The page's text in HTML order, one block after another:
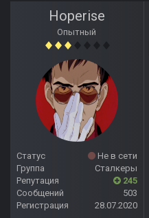
Hoperise
Опытный
Статус
Не в сети
Группа
Сталкеры
Репутация
245
Сообщений
503
Регистрация
28.07.2020